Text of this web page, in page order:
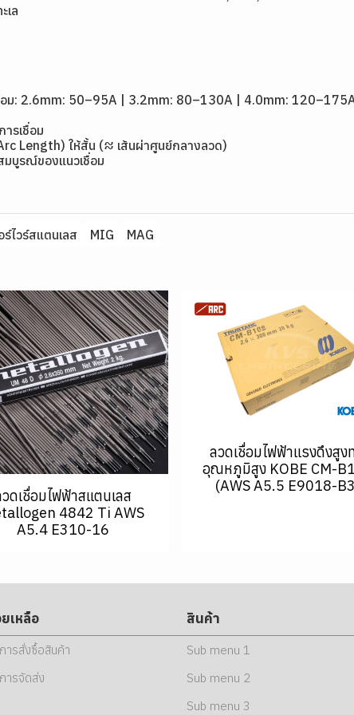
เล
อม: 2.6mm: 50–95A | 3.2mm: 80–130A | 4.0mm:
รเชื่อม
Length) ให้สั้น (≈ เส้นผ่าศูนย์กลางลวด)
มบูรณ์ของแนวเชื่อม
ไวร์สแตนเลส MIG MAG
ดเชื่อมไฟฟ้าสแตนเลส
4842 Ti AWS
A5.4 E310-16
ลวดเชื่อมไฟฟ้าแรงดึงสูง
อุณหภูมิสูง KOBE CM-
(AWS A5.5 E9018-
เหลือ
ารสั่งซื้อสินค้า
ารจัดส่ง
สินค้า
Sub menu 1
Sub menu 2
Sub menu 3